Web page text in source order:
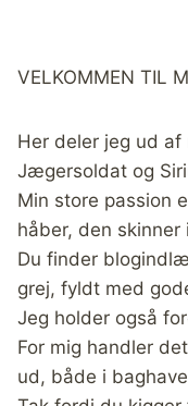
VELKOMMEN TIL
Her deler jeg ud
Jægersoldat og
Min store passion
håber, den
Du finder
grej, fyldt med
Jeg holder også
For mig handler
ud, både i